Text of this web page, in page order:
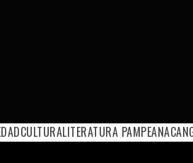
CULTURALITERATURA PAMPEANA